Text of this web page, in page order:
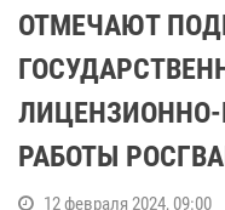
ОТМЕЧАЮТ
РАБОТЫ
12 февраля 2024, 09:00